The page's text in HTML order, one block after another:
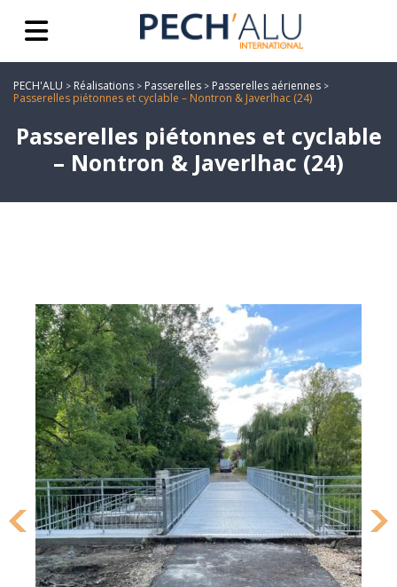
PECH'ALU > Réalisations > Passerelles > Passerelles aériennes >
Passerelles piétonnes et cyclable – Nontron & Javerlhac (24)
Passerelles piétonnes et cyclable
– Nontron & Javerlhac (24)